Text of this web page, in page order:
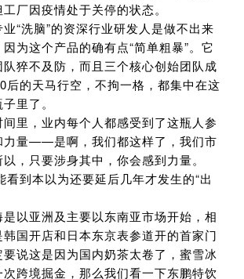
厂因疫情处于关停的状态。
“洗脑”的资深行业研发人是做不出来
为这个产品的确有点“简单粗暴”。它
猝不及防，而且三个核心创始团队成
后的天马行空，不拘一格，都集中在这
里了。
里，业内每个人都感受到了这瓶人参
力量——是啊，我们都这样了，我们市
，只要涉身其中，你会感到力量。
看到本以为还要延后几年才发生的“出
以亚洲及主要以东南亚市场开始，相
国开店和日本东京表参道开的首家门
说这是因为国内奶茶太卷了，蜜雪冰
跨境掘金，那么我们看一下东鹏特饮